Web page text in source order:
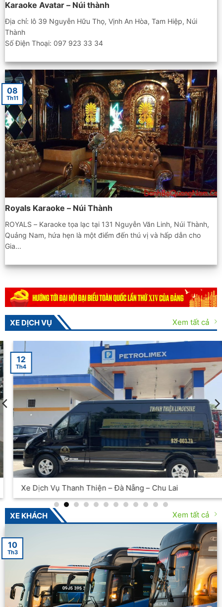
Karaoke Avatar – Núi thành
Địa chỉ: lô 39 Nguyễn Hữu Thọ, Vịnh An Hòa, Tam Hiệp, Núi
Thành
Số Điện Thoại: 097 923 33 34
Royals Karaoke – Núi Thành
ROYALS – Karaoke tọa lạc tại 131 Nguyễn Văn Linh, Núi Thành,
Quảng Nam, hứa hẹn là một điểm đến thú vị và hấp dẫn cho
Gia...
08
Th11
XE DỊCH VỤ Xem tất cả
Xe Tam Kỳ – Đà Nẵng | Hòa Bình
23
Th10
XE KHÁCH Xem tất cả
10
Th3